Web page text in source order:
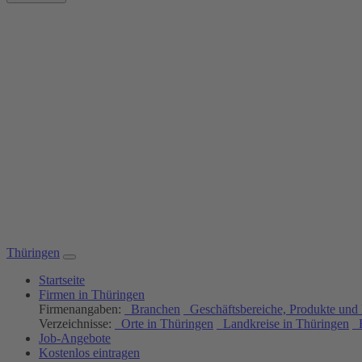
Thüringen
Startseite
Firmen in Thüringen
Firmenangaben:
Branchen
Geschäftsbereiche, Produkte
Verzeichnisse:
Orte in Thüringen Landkreise in Thüringen
Job-Angebote
Kostenlos eintragen